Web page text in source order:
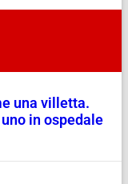
una villetta.
in ospedale